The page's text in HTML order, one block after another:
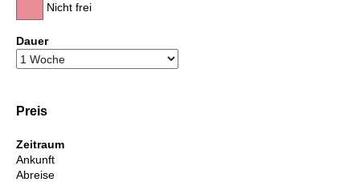
Nicht frei
Dauer
Preis
Zeitraum
Ankunft
Abreise